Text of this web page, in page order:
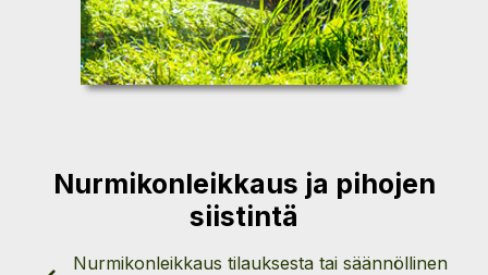
Nurmikonleikkaus ja pihojen
siistintä
Nurmikonleikkaus tilauksesta tai säännöllinen